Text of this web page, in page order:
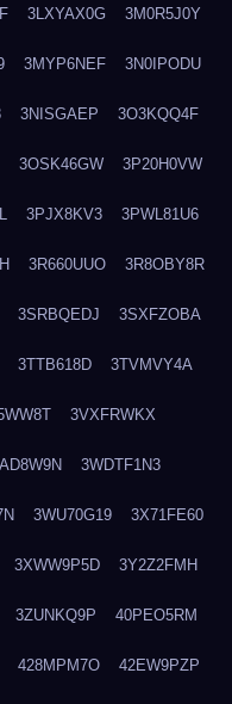
3LXYAX0G 3M0R5J0Y
3MYP6NEF 3N0IPODU
3NISGAEP 3O3KQQ4F
3OSK46GW 3P20H0VW
3PJX8KV3 3PWL81U6
3R660UUO 3R8OBY8R
3SRBQEDJ 3SXFZOBA
3TTB618D 3TVMVY4A
3VXFRWKX
3WDTF1N3
3WU70G19 3X71FE60
3XWW9P5D 3Y2Z2FMH
3ZUNKQ9P 40PEO5RM
428MPM7O 42EW9PZP